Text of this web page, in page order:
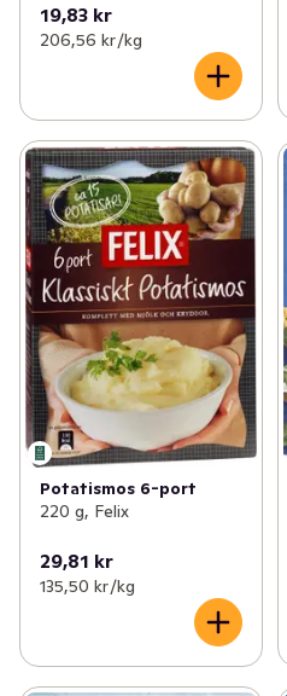
19,83 kr
206,56 kr /kg
Potatismos 6-port
220 g, Felix
29,81 kr
135,50 kr /kg